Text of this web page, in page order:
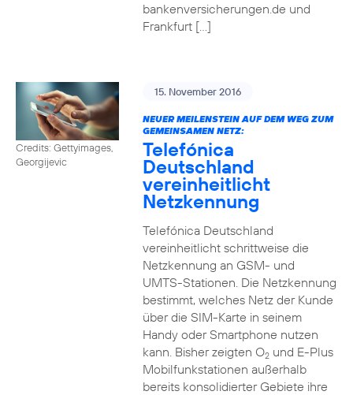
bankenversicherungen.de und
Frankfurt […]
Credits: Gettyimages,
Georgijevic
15. November 2016
NEUER MEILENSTEIN AUF DEM WEG ZUM
GEMEINSAMEN NETZ:
Telefónica
Deutschland
vereinheitlicht
Netzkennung
Telefónica Deutschland
vereinheitlicht schrittweise die
Netzkennung an GSM- und
UMTS-Stationen. Die Netzkennung
bestimmt, welches Netz der Kunde
über die SIM-Karte in seinem
Handy oder Smartphone nutzen
kann. Bisher zeigten O2und E-Plus
Mobilfunkstationen außerhalb
bereits konsolidierter Gebiete ihre